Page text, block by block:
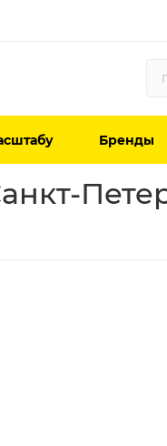
Бренды